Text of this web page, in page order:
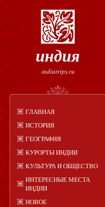
индия
indiatrips.ru
ГЛАВНАЯ
ИСТОРИЯ
ГЕОГРАФИЯ
КУРОРТЫ ИНДИИ
КУЛЬТУРА И ОБЩЕСТВО
ИНТЕРЕСНЫЕ МЕСТА
ИНДИИ
НОВОЕ